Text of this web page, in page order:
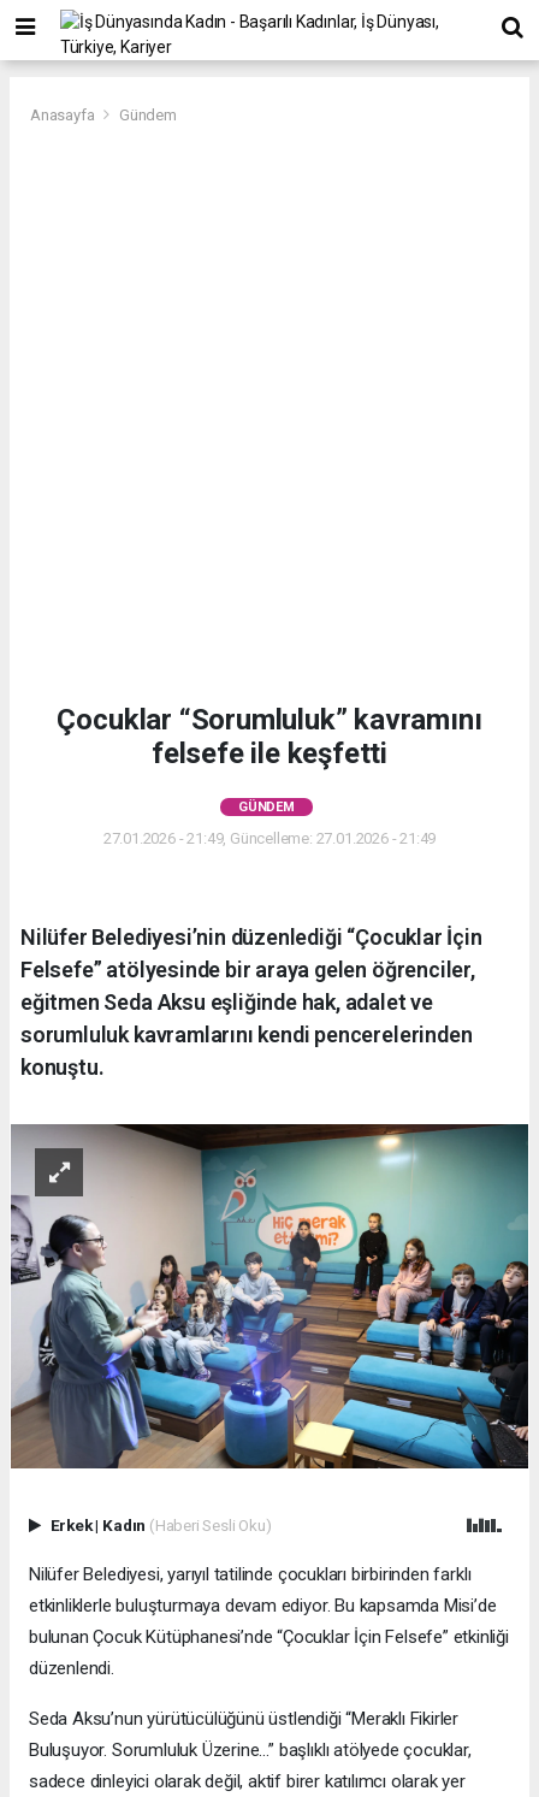
Anasayfa Gündem
Çocuklar “Sorumluluk” kavramını
felsefe ile keşfetti
GÜNDEM
27.01.2026 - 21:49, Güncelleme: 27.01.2026 - 21:49
Nilüfer Belediyesi’nin düzenlediği “Çocuklar İçin
Felsefe” atölyesinde bir araya gelen öğrenciler,
eğitmen Seda Aksu eşliğinde hak, adalet ve
sorumluluk kavramlarını kendi pencerelerinden
konuştu.
Erkek| Kadın (Haberi Sesli Oku)
Nilüfer Belediyesi, yarıyıl tatilinde çocukları birbirinden farklı
etkinliklerle buluşturmaya devam ediyor. Bu kapsamda Misi’de
bulunan Çocuk Kütüphanesi’nde “Çocuklar İçin Felsefe” etkinliği
düzenlendi.
Seda Aksu’nun yürütücülüğünü üstlendiği “Meraklı Fikirler
Buluşuyor. Sorumluluk Üzerine…” başlıklı atölyede çocuklar,
sadece dinleyici olarak değil, aktif birer katılımcı olarak yer